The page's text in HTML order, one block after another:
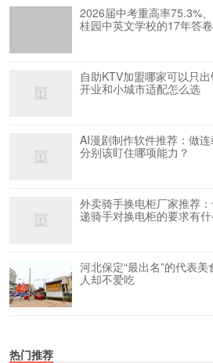
2026届中考重高率75.3%
桂园中英文学校的17年答卷
自助KTV加盟哪家可以只
开业和小城市适配怎么选
AI漫剧制作软件推荐：做
分别该盯住哪项能力？
外卖骑手换电柜厂家推荐
递骑手对换电柜的要求有
河北保定“最出名”的代表
人却不爱吃
热门推荐